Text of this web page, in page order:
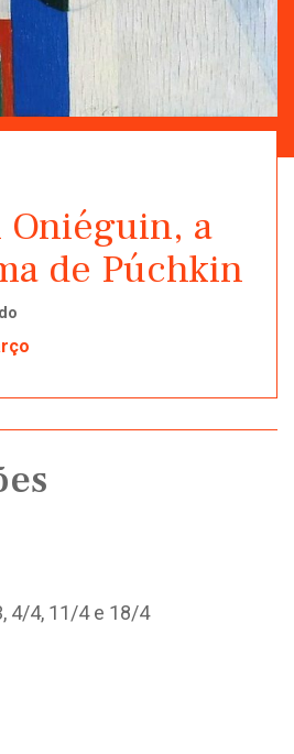
a
de Púchkin
4/4, 11/4 e 18/4